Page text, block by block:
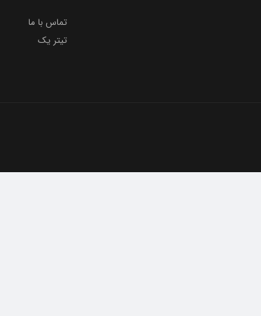
تماس با ما
تیتر یک